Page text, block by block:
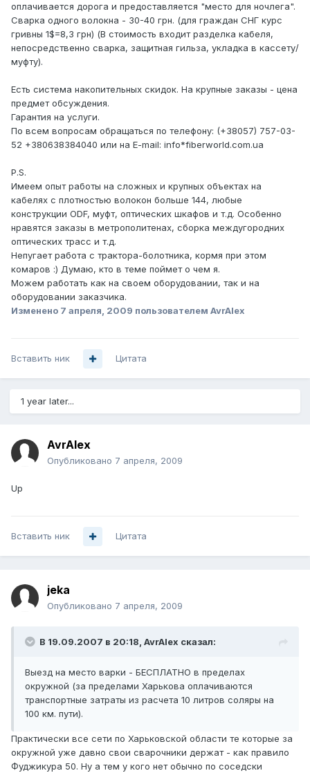
оплачивается дорога и предоставляется "место для ночлега".
Сварка одного волокна - 30-40 грн. (для граждан СНГ курс
гривны 1$=8,3 грн) (В стоимость входит разделка кабеля,
непосредственно сварка, защитная гильза, укладка в кассету/
муфту).
Есть система накопительных скидок. На крупные заказы - цена
предмет обсуждения.
Гарантия на услуги.
По всем вопросам обращаться по телефону: (+38057) 757-03-
52 +380638384040 или на E-mail: info*fiberworld.com.ua
P.S.
Имеем опыт работы на сложных и крупных объектах на
кабелях с плотностью волокон больше 144, любые
конструкции ODF, муфт, оптических шкафов и т.д. Особенно
нравятся заказы в метрополитенах, сборка междугородних
оптических трасс и т.д.
Непугает работа с трактора-болотника, кормя при этом
комаров :) Думаю, кто в теме поймет о чем я.
Можем работать как на своем оборудовании, так и на
оборудовании заказчика.
Изменено 7 апреля, 2009 пользователем AvrAlex
Вставить ник Цитата
1 year later...
AvrAlex
Опубликовано 7 апреля, 2009
Up
Вставить ник Цитата
jeka
Опубликовано 7 апреля, 2009
В 19.09.2007 в 20:18, AvrAlex сказал:
Выезд на место варки - БЕСПЛАТНО в пределах
окружной (за пределами Харькова оплачиваются
транспортные затраты из расчета 10 литров соляры на
100 км. пути).
Практически все сети по Харьковской области те которые за
окружной уже давно свои сварочники держат - как правило
Фуджикура 50. Ну а тем у кого нет обычно по соседски